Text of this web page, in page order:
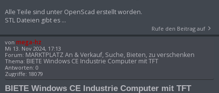
Alle Teile sind unter OpenScad erstellt worden.
STL Dateien gibt es ...
Rufe den Beitrag auf
von mega-hz
Mi 13. Nov 2024, 17:13
Forum: MARKTPLATZ An & Verkauf, Suche, Bieten, zu verschenken
Thema: BIETE Windows CE Industrie Computer mit TFT
Antworten: 0
Zugriffe: 18079
BIETE Windows CE Industrie Computer mit TFT